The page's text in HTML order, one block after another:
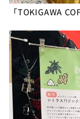
「TOKIGAWA